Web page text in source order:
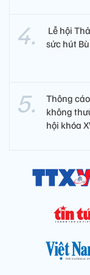
Lễ hội
sức hút
Thông
không
hội khóa